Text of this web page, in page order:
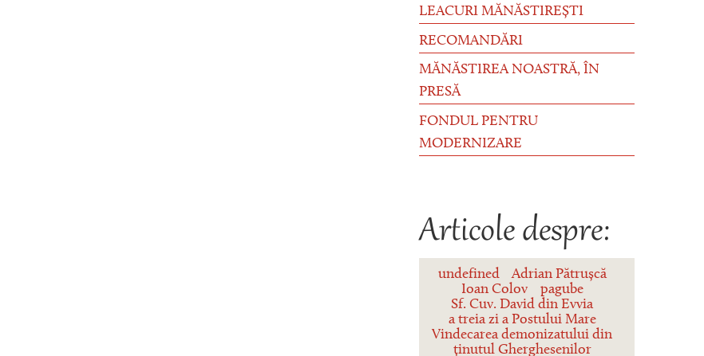
LEACURI MĂNĂSTIREȘTI
RECOMANDĂRI
MĂNĂSTIREA NOASTRĂ, ÎN
PRESĂ
FONDUL PENTRU
MODERNIZARE
Articole despre:
undefined
Adrian Pătrușcă
Ioan Colov
pagube
Sf. Cuv. David din Evvia
a treia zi a Postului Mare
Vindecarea demonizatului din
ținutul Gherghesenilor